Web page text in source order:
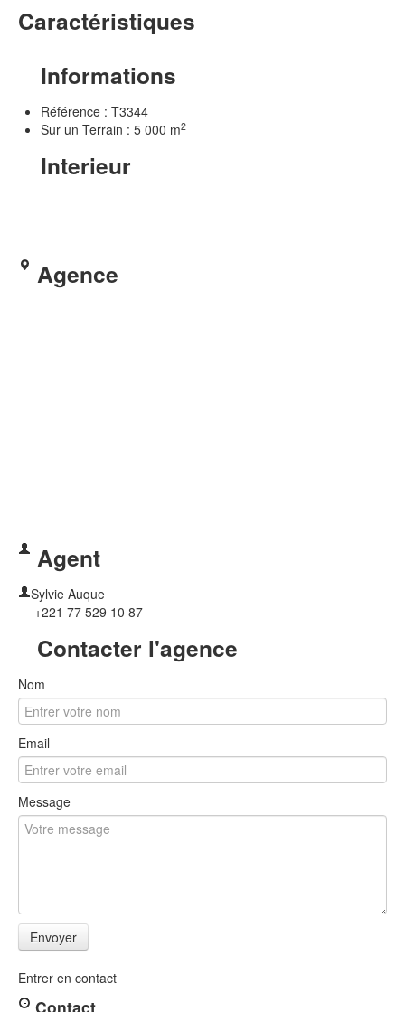
Caractéristiques
Informations
Référence : T3344
Sur un Terrain : 5 000 m2
Interieur
Agence
Agent
Sylvie Auque
+221 77 529 10 87
Contacter l'agence
Nom
Email
Message
Entrer en contact
Contact